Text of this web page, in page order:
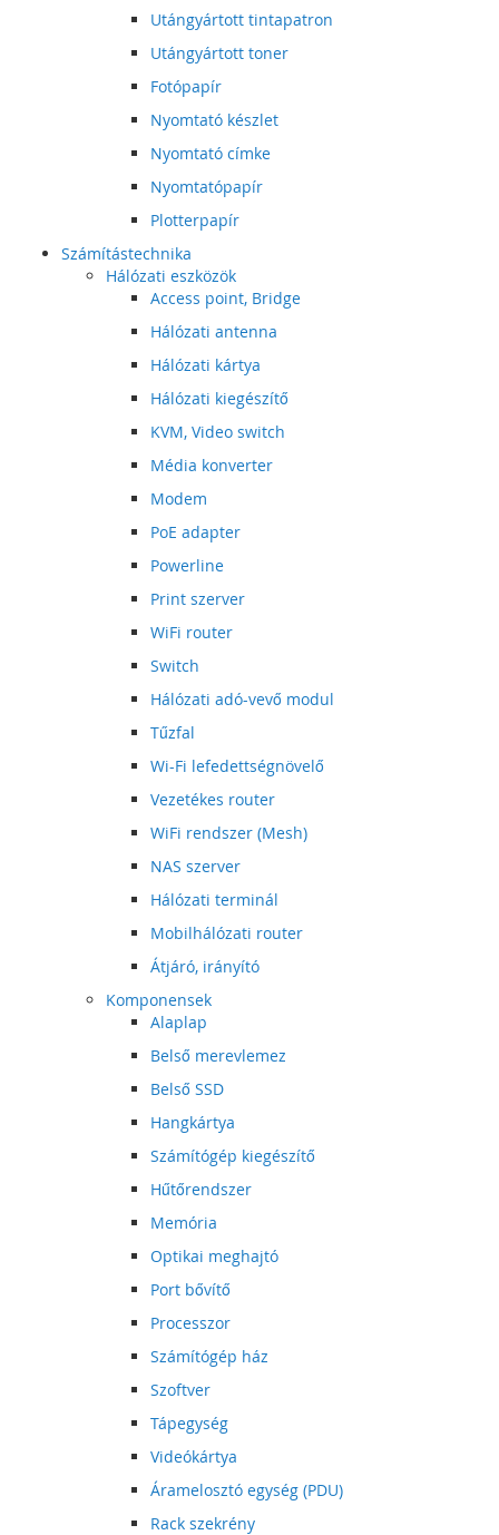
Utángyártott tintapatron
Utángyártott toner
Fotópapír
Nyomtató készlet
Nyomtató címke
Nyomtatópapír
Plotterpapír
Számítástechnika
Hálózati eszközök
Access point, Bridge
Hálózati antenna
Hálózati kártya
Hálózati kiegészítő
KVM, Video switch
Média konverter
Modem
PoE adapter
Powerline
Print szerver
WiFi router
Switch
Hálózati adó-vevő modul
Tűzfal
Wi-Fi lefedettségnövelő
Vezetékes router
WiFi rendszer (Mesh)
NAS szerver
Hálózati terminál
Mobilhálózati router
Átjáró, irányító
Komponensek
Alaplap
Belső merevlemez
Belső SSD
Hangkártya
Számítógép kiegészítő
Hűtőrendszer
Memória
Optikai meghajtó
Port bővítő
Processzor
Számítógép ház
Szoftver
Tápegység
Videókártya
Áramelosztó egység (PDU)
Rack szekrény